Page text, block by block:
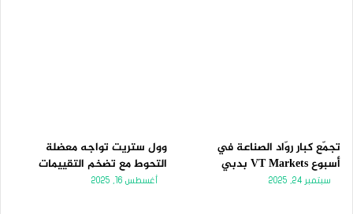
تجمّع كبار روّاد الصناعة في
أسبوع VT Markets بدبي
سبتمبر 24, 2025
وول ستريت تواجه معضلة
التحوط مع تضخم التقييمات
أغسطس 16, 2025